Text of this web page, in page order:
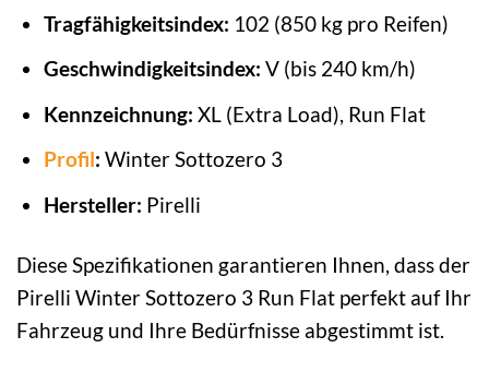
Tragfähigkeitsindex: 102 (850 kg pro Reifen)
Geschwindigkeitsindex: V (bis 240 km/h)
Kennzeichnung: XL (Extra Load), Run Flat
Profil: Winter Sottozero 3
Hersteller: Pirelli
Diese Spezifikationen garantieren Ihnen, dass der
Pirelli Winter Sottozero 3 Run Flat perfekt auf Ihr
Fahrzeug und Ihre Bedürfnisse abgestimmt ist.